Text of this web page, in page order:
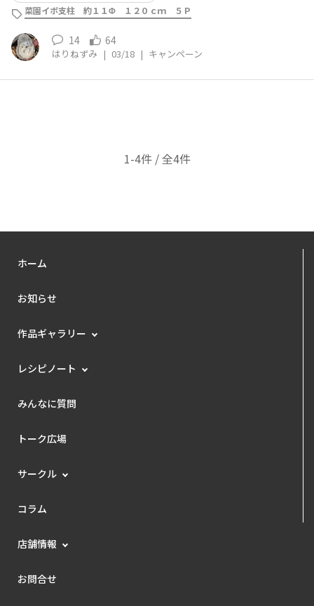
菜園イボ支柱 約１１Φ １２０ｃｍ ５Ｐ
14 64
はりねずみ | 03/18 | キャンペーン
1-4件 / 全4件
ホーム
お知らせ
作品ギャラリー
レシピノート
みんなに質問
トーク広場
サークル
コラム
店舗情報
お問合せ